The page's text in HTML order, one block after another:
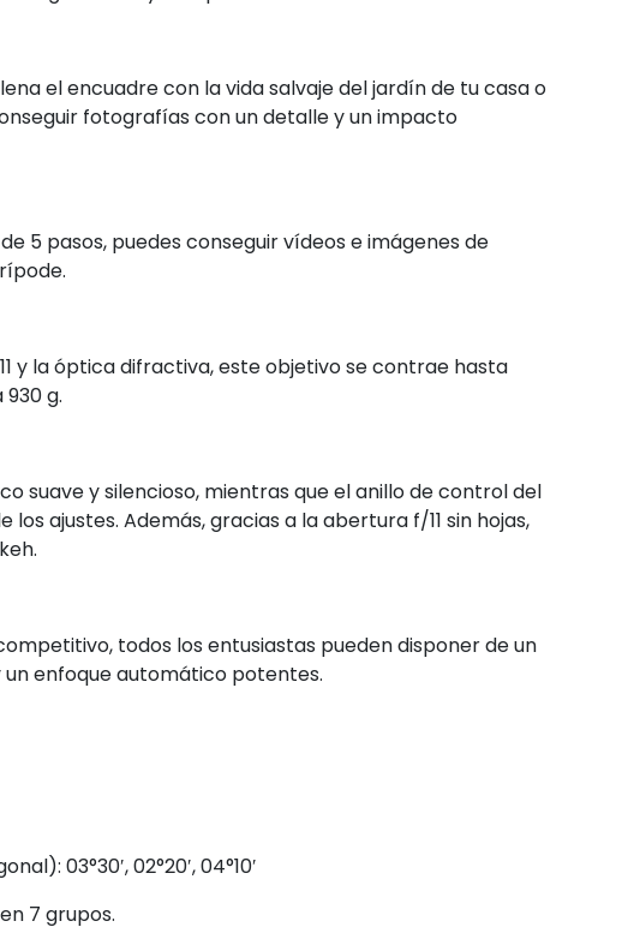
el encuadre con la vida salvaje del jardín de tu casa o
fotografías con un detalle y un impacto
5 pasos, puedes conseguir vídeos e imágenes de
y la óptica difractiva, este objetivo se contrae hasta
g.
suave y silencioso, mientras que el anillo de control del
ajustes. Además, gracias a la abertura f/11 sin hojas,
todos los entusiastas pueden disponer de un
enfoque automático potentes.
03°30′, 02°20′, 04°10′
7 grupos.